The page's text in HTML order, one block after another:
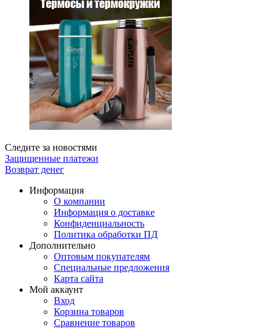
Следите за новостями
Защищенные платежи
Возврат денег
Информация
О компании
Информация о доставке
Конфиденциальность
Политика обработки ПД
Дополнительно
Оптовым покупателям
Специальные предложения
Карта сайта
Мой аккаунт
Вход
Корзина товаров
Сравнение товаров